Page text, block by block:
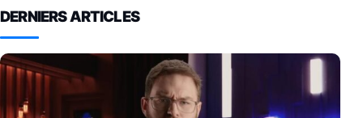
DERNIERS ARTICLES